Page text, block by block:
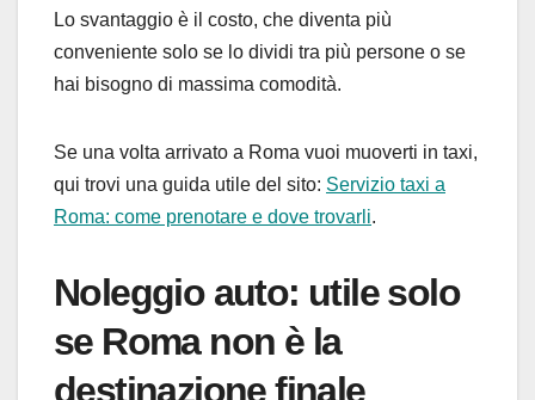
Lo svantaggio è il costo, che diventa più
conveniente solo se lo dividi tra più persone o se
hai bisogno di massima comodità.
Se una volta arrivato a Roma vuoi muoverti in taxi,
qui trovi una guida utile del sito: Servizio taxi a
Roma: come prenotare e dove trovarli.
Noleggio auto: utile solo
se Roma non è la
destinazione finale